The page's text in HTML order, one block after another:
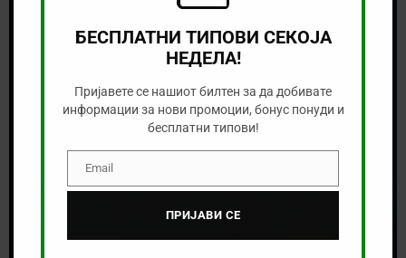
Се бараат „мајстори“ за
спортска прогноза!
АВГУСТ 5, 2026
БЕСПЛАТНИ ТИПОВИ СЕКОЈА
НЕДЕЛА!
Пријавете се нашиот билтен за да добивате
информации за нови промоции, бонус понуди и
бесплатни типови!
EmailEmail
ПРИЈАВИ СЕ